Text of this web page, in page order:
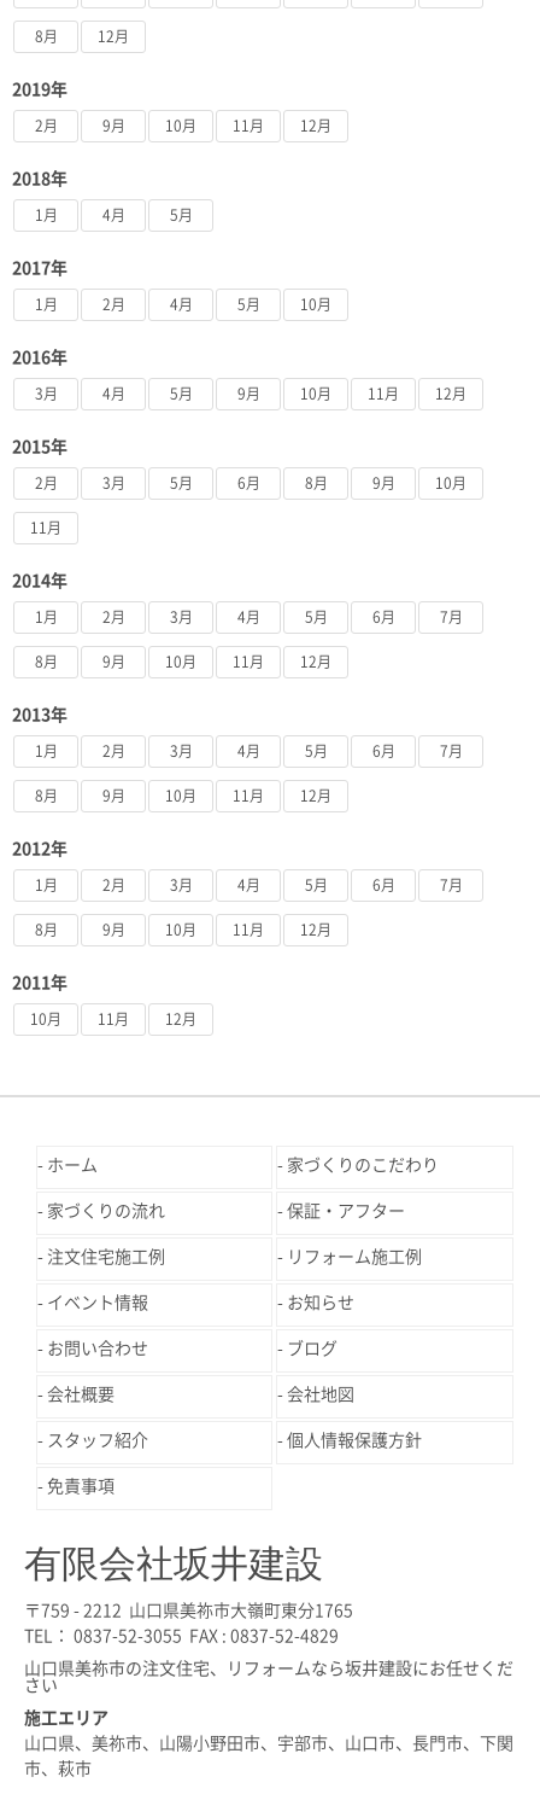
8月 12月
2019年
2月 9月 10月 11月 12月
2018年
1月 4月 5月
2017年
1月 2月 4月 5月 10月
2016年
3月 4月 5月 9月 10月 11月 12月
2015年
2月 3月 5月 6月 8月 9月 10月
11月
2014年
1月 2月 3月 4月 5月 6月 7月
8月 9月 10月 11月 12月
2013年
1月 2月 3月 4月 5月 6月 7月
8月 9月 10月 11月 12月
2012年
1月 2月 3月 4月 5月 6月 7月
8月 9月 10月 11月 12月
2011年
10月 11月 12月
ホーム 家づくりのこだわり
家づくりの流れ 保証・アフター
注文住宅施工例 リフォーム施工例
イベント情報 お知らせ
お問い合わせ ブログ
会社概要 会社地図
スタッフ紹介 個人情報保護方針
免責事項
有限会社坂井建設
〒759 - 2212 山口県美祢市大嶺町東分1765
TEL： 0837-52-3055 FAX : 0837-52-4829
山口県美祢市の注文住宅、リフォームなら坂井建設にお任せくだ
さい
施工エリア
山口県、美祢市、山陽小野田市、宇部市、山口市、長門市、下関
市、萩市